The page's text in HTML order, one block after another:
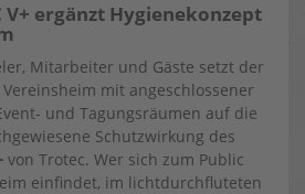
ergänzt Hygienekonzept
Mitarbeiter und Gäste setzt der
Vereinsheim mit angeschlossener
und Tagungsräumen auf die
Schutzwirkung des
von Trotec. Wer sich zum Public
einfindet, im lichtdurchfluteten